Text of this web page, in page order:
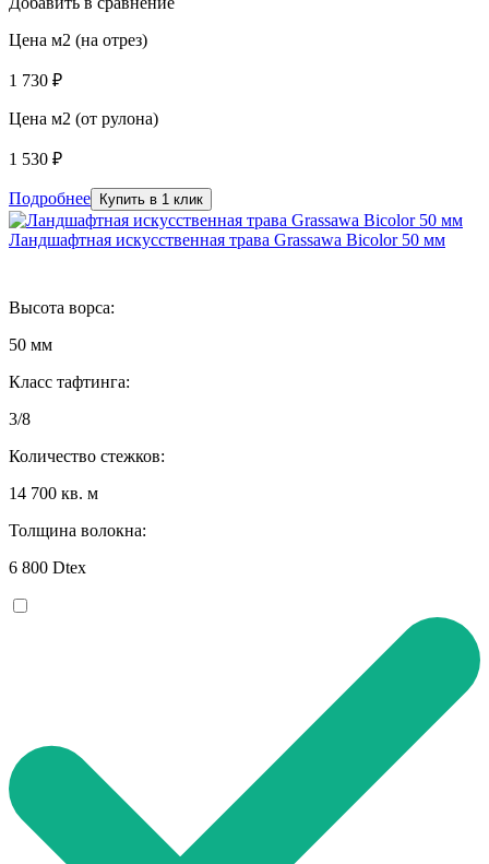
Цена м2 (на отрез)
1 730 ₽
Цена м2 (от рулона)
1 530 ₽
Подробнее Купить в 1 клик
Ландшафтная искусственная трава Grassawa Bicolor 50 мм
Высота ворса:
50 мм
Класс тафтинга:
3/8
Количество стежков:
14 700 кв. м
Толщина волокна:
6 800 Dtex